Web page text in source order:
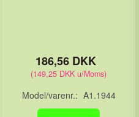
186,56 DKK
(149,25 DKK u/Moms)
Model/varenr.: A1.1944